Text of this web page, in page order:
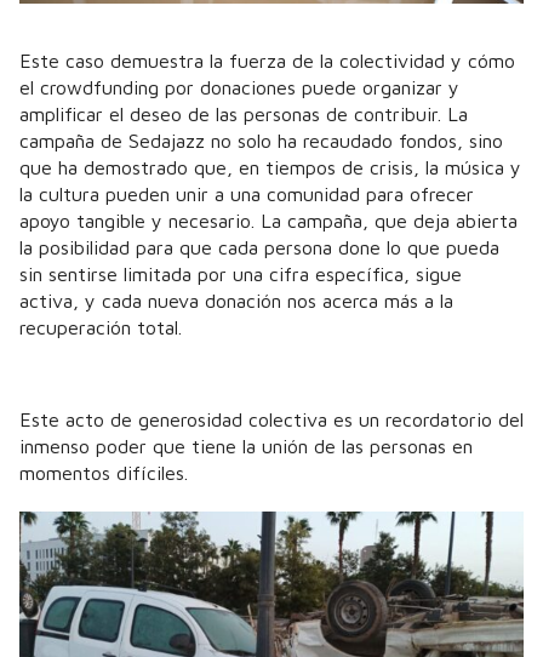
Este caso demuestra la fuerza de la colectividad y cómo
el crowdfunding por donaciones puede organizar y
amplificar el deseo de las personas de contribuir. La
campaña de Sedajazz no solo ha recaudado fondos, sino
que ha demostrado que, en tiempos de crisis, la música y
la cultura pueden unir a una comunidad para ofrecer
apoyo tangible y necesario. La campaña, que deja abierta
la posibilidad para que cada persona done lo que pueda
sin sentirse limitada por una cifra específica, sigue
activa, y cada nueva donación nos acerca más a la
recuperación total.
Este acto de generosidad colectiva es un recordatorio del
inmenso poder que tiene la unión de las personas en
momentos difíciles.